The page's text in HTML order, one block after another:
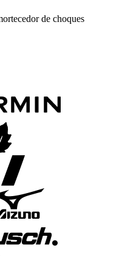
de choques